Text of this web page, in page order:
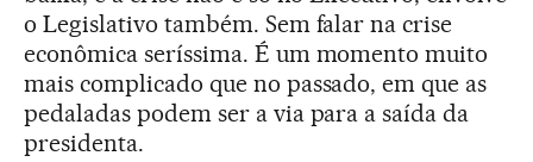
o Legislativo também. Sem falar na crise
econômica seríssima. É um momento muito
mais complicado que no passado, em que as
pedaladas podem ser a via para a saída da
presidenta.